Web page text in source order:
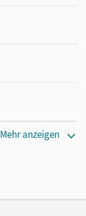
Mehr anzeigen